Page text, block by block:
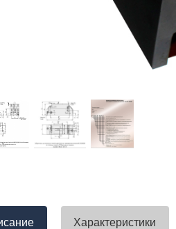
элементы опор высокого
заболонного слоя древесины
изделия (опоры ЛЭП),
моей памяти компания
и поставщик опор ЛЭП
ЛЭП такими документами.
с таким ответственным
вы
Характеристики